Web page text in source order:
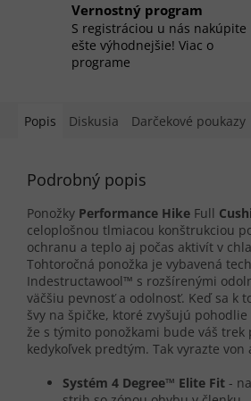
Vernostný program
S registráciou u nás nakúpite
ešte výhodnejšie! Viac o
programe
Popis Diskusia Darčekové poukazy
Podrobný popis
Ponožky Performance Hike Full
celoplošnou tlmiacou konštrukciou
ochranu a teplo aj počas aktivít v
Tohtoročná ponožka je vybavená
Indestructawool™ s rozšírenými
väčšiu pevnosť a odolnosť. Keď sa k
švy na špičke, ktoré zvyšujú
že s týmito ponožkami bude váš trek
kedykoľvek predtým. Tak vyrazte von
Systém 4 Degree™ Elite Fit -